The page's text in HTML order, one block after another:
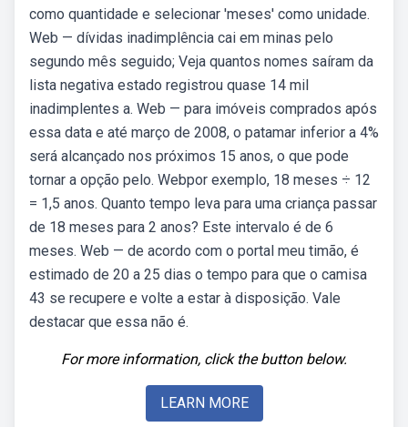
como quantidade e selecionar 'meses' como unidade.
Web — dívidas inadimplência cai em minas pelo
segundo mês seguido; Veja quantos nomes saíram da
lista negativa estado registrou quase 14 mil
inadimplentes a. Web — para imóveis comprados após
essa data e até março de 2008, o patamar inferior a 4%
será alcançado nos próximos 15 anos, o que pode
tornar a opção pelo. Webpor exemplo, 18 meses ÷ 12
= 1,5 anos. Quanto tempo leva para uma criança passar
de 18 meses para 2 anos? Este intervalo é de 6
meses. Web — de acordo com o portal meu timão, é
estimado de 20 a 25 dias o tempo para que o camisa
43 se recupere e volte a estar à disposição. Vale
destacar que essa não é.
For more information, click the button below.
LEARN MORE